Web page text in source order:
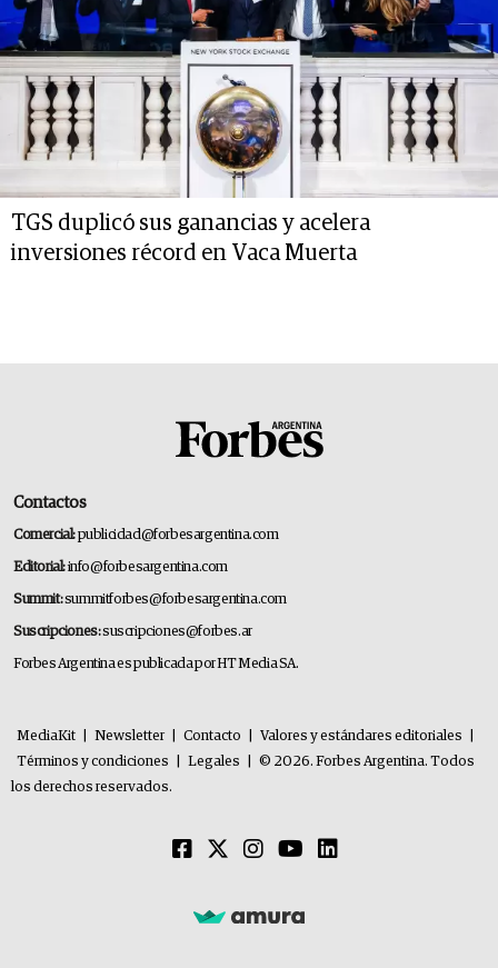
TGS duplicó sus ganancias y acelera
inversiones récord en Vaca Muerta
Contactos
Comercial:publicidad@forbesargentina.com
Editorial:info@forbesargentina.com
Summit:summitforbes@forbesargentina.com
Suscripciones:suscripciones@forbes.ar
Forbes Argentina es publicada por HT Media SA.
MediaKit Newsletter Contacto Valores y estándares editoriales
Términos y condiciones
Legales
© 2026. Forbes Argentina. Todos
los derechos reservados.